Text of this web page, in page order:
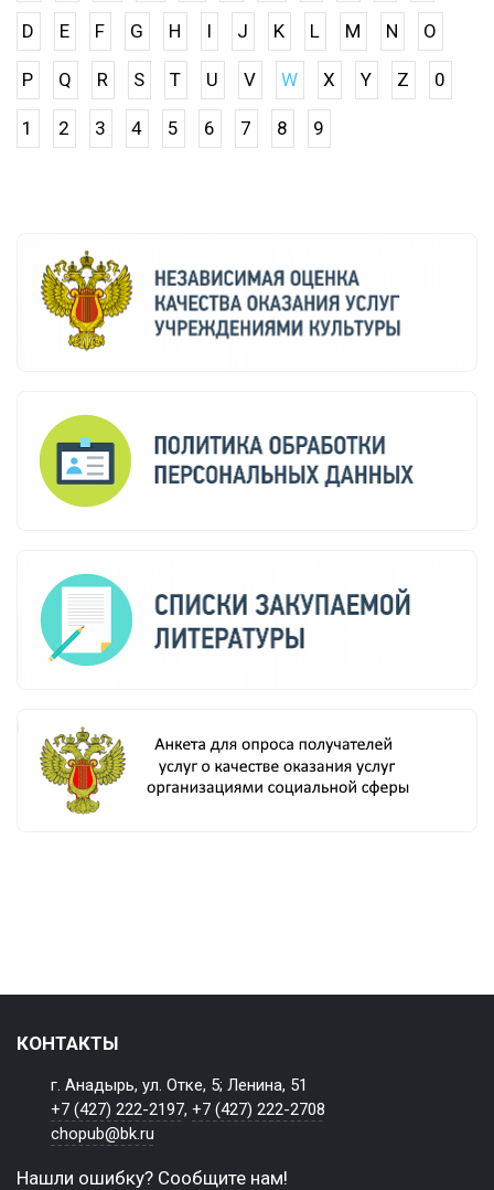
D E F G H I J K L M N O
P Q R S T U V W X Y Z 0
1 2 3 4 5 6 7 8 9
КОНТАКТЫ
г. Анадырь, ул. Отке, 5; Ленина, 51
+7 (427) 222-2197,+7 (427) 222-2708
chopub@bk.ru
Нашли ошибку? Сообщите нам!